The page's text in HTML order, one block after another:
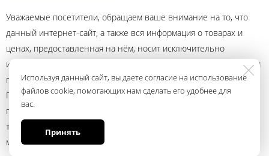
Используя данный сайт, вы даете согласие на использование
файлов cookie, помогающих нам сделать его удобнее для
вас.
Принять
Уважаемые посетители, обращаем ваше внимание на то, что
данный интернет-сайт, а также вся информация о товарах и
ценах, предоставленная на нём, носит исключительно
информационный характер и ни при каких условиях не является
публичной офертой, определяемой положениями Статьи 437
Гражданского кодекса Российской Федерации. Для получения
подробной информации о наличии и стоимости указанных
товаров и (или) услуг, пожалуйста, обращайтесь к менеджеру
магазина с помощью электронной почты andrey@ural.audio или